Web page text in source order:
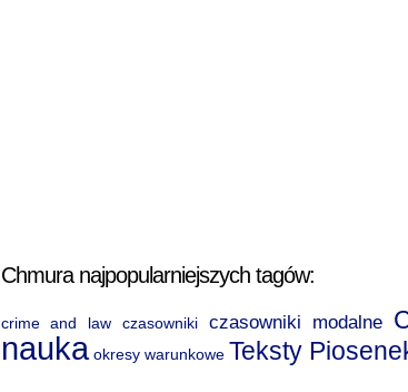
Chmura najpopularniejszych tagów:
crime and law czasowniki czasowniki modalne
nauka okresy warunkowe Teksty